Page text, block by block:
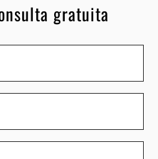
gratuita